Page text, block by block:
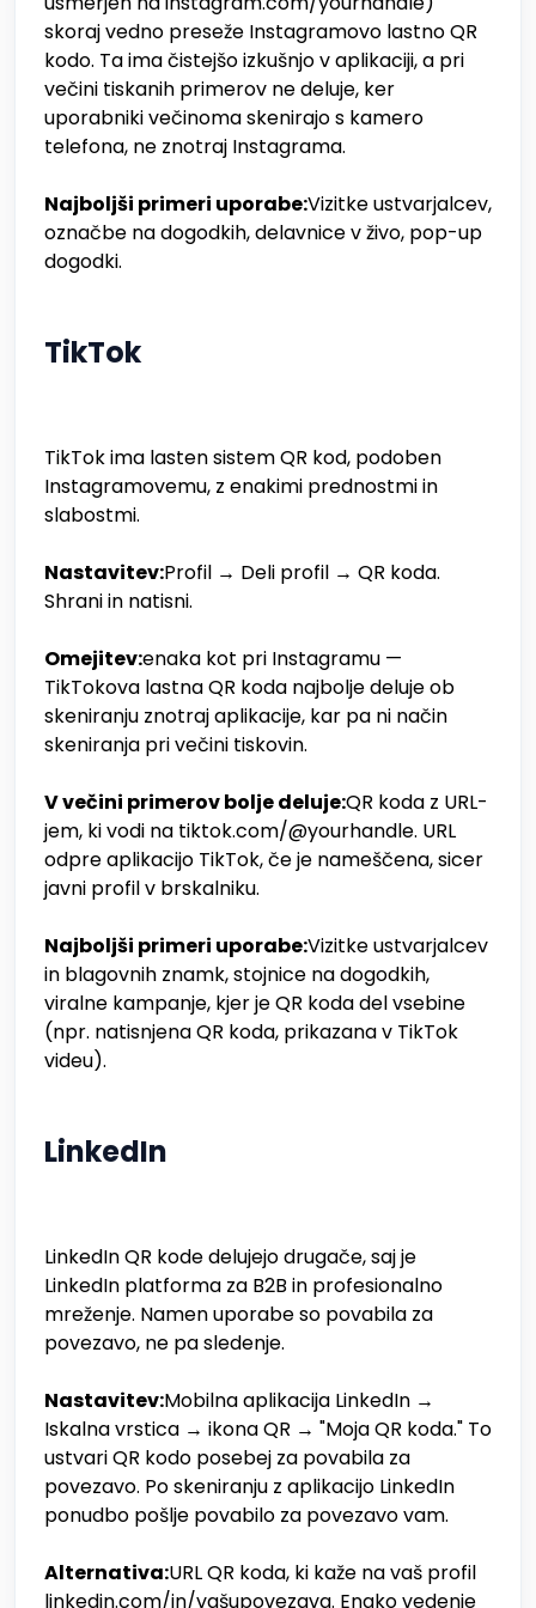
skoraj vedno preseže Instagramovo lastno QR
kodo. Ta ima čistejšo izkušnjo v aplikaciji, a pri
večini tiskanih primerov ne deluje, ker
uporabniki večinoma skenirajo s kamero
telefona, ne znotraj Instagrama.
Najboljši primeri uporabe:Vizitke ustvarjalcev,
označbe na dogodkih, delavnice v živo, pop-up
dogodki.
TikTok
TikTok ima lasten sistem QR kod, podoben
Instagramovemu, z enakimi prednostmi in
slabostmi.
Nastavitev:Profil → Deli profil → QR koda.
Shrani in natisni.
Omejitev:enaka kot pri Instagramu —
TikTokova lastna QR koda najbolje deluje ob
skeniranju znotraj aplikacije, kar pa ni način
skeniranja pri večini tiskovin.
V večini primerov bolje deluje:QR koda z URL-
jem, ki vodi na tiktok.com/@yourhandle. URL
odpre aplikacijo TikTok, če je nameščena, sicer
javni profil v brskalniku.
Najboljši primeri uporabe:Vizitke ustvarjalcev
in blagovnih znamk, stojnice na dogodkih,
viralne kampanje, kjer je QR koda del vsebine
(npr. natisnjena QR koda, prikazana v TikTok
videu).
LinkedIn
LinkedIn QR kode delujejo drugače, saj je
LinkedIn platforma za B2B in profesionalno
mreženje. Namen uporabe so povabila za
povezavo, ne pa sledenje.
Nastavitev:Mobilna aplikacija LinkedIn →
Iskalna vrstica → ikona QR → "Moja QR koda." To
ustvari QR kodo posebej za povabila za
povezavo. Po skeniranju z aplikacijo LinkedIn
ponudbo pošlje povabilo za povezavo vam.
Alternativa:URL QR koda, ki kaže na vaš profil
linkedin.com/in/vašupovezava. Enako vedenje